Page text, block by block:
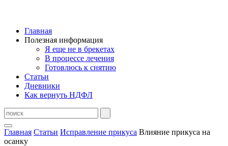
Главная
Полезная информация
Я еще не в брекетах
В процессе лечения
Готовлюсь к снятию
Статьи
Дневники
Как вернуть НДФЛ
Главная Статьи Исправление прикуса Влияние прикуса на
осанку